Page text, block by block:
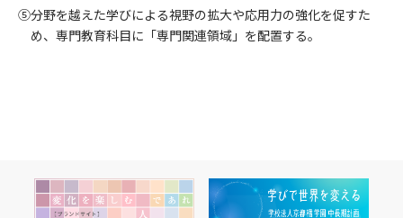
⑤分野を越えた学びによる視野の拡大や応用力の強化を促すた
め、専門教育科目に「専門関連領域」を配置する。